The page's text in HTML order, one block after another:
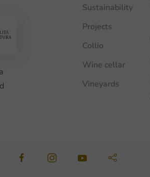
Sustainability
Projects
Collio
Wine cellar
Vineyards